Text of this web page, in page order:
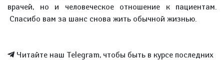
врачей, но и человеческое отношение к пациентам.
Спасибо вам за шанс снова жить обычной жизнью.
Читайте наш Telegram, чтобы быть в курсе последних